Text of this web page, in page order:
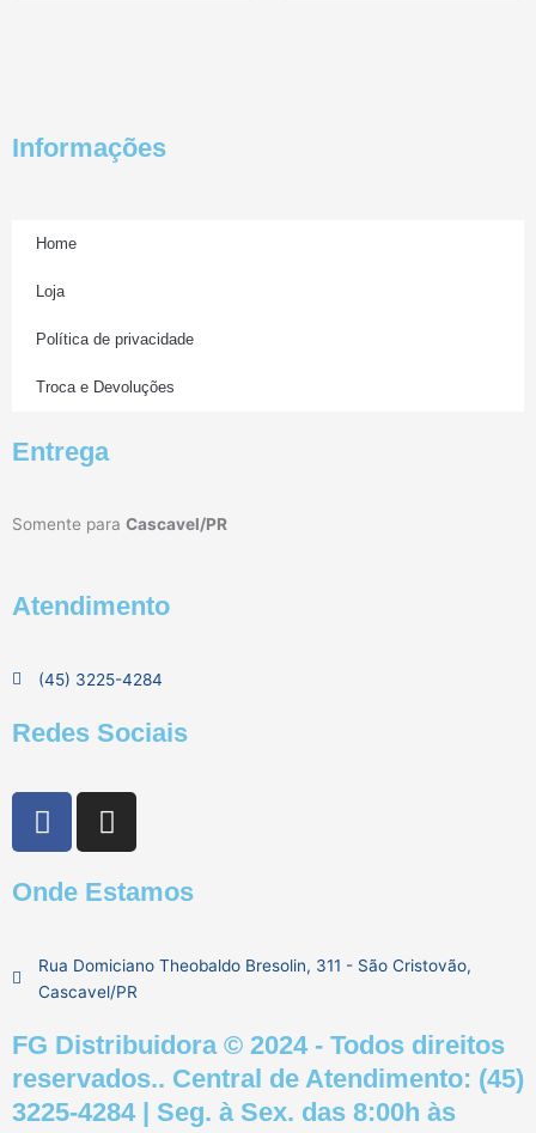
Informações
Home
Loja
Política de privacidade
Troca e Devoluções
Entrega
Somente para Cascavel/PR
Atendimento
(45) 3225-4284
Redes Sociais
F
a
e
o
o
I
n
t
g
r
m
Onde Estamos
Rua Domiciano Theobaldo Bresolin, 311 - São Cristovão,
Cascavel/PR
FG Distribuidora © 2024 - Todos direitos
reservados.. Central de Atendimento: (45)
3225-4284 | Seg. à Sex. das 8:00h às